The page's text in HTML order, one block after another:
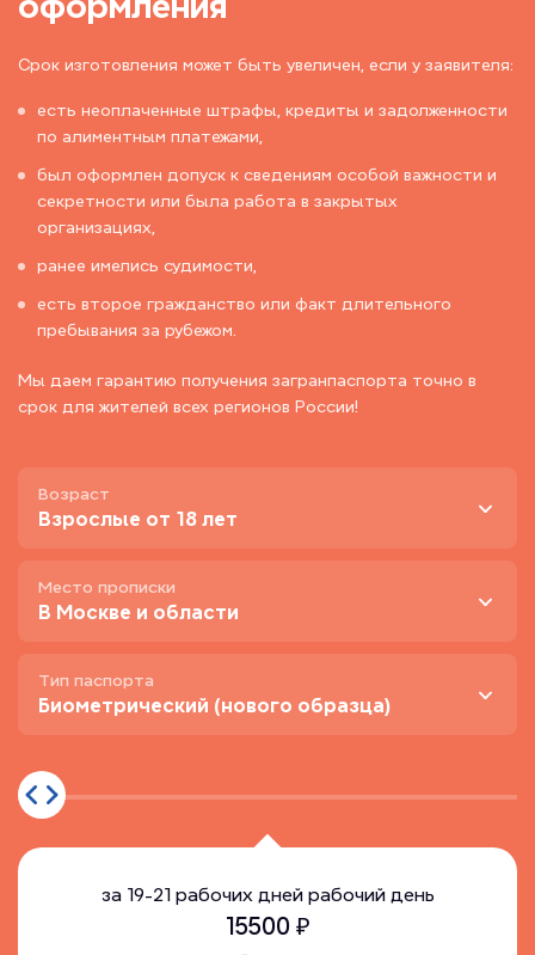
Срок изготовления может быть увеличен, если у заявителя:
есть неоплаченные штрафы, кредиты и задолженности
по алиментным платежами,
был оформлен допуск к сведениям особой важности и
секретности или была работа в закрытых
организациях,
ранее имелись судимости,
есть второе гражданство или факт длительного
пребывания за рубежом.
Мы даем гарантию получения загранпаспорта точно в
срок для жителей всех регионов России!
Возраст
Взрослые от 18 лет
Место прописки
В Москве и области
Тип паспорта
Биометрический (нового образца)
за 19-21 рабочих днейрабочий день
15500₽